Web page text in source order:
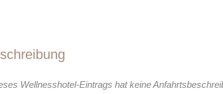
Wellnesshotel-Eintrags hat keine